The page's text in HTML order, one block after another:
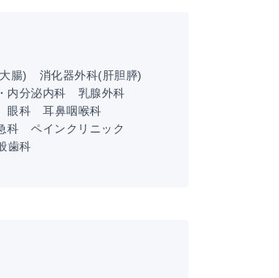
腸)
消化器外科(肝胆膵)
内分泌内科
乳腺外科
眼科
耳鼻咽喉科
科
ペインクリニック
歯科